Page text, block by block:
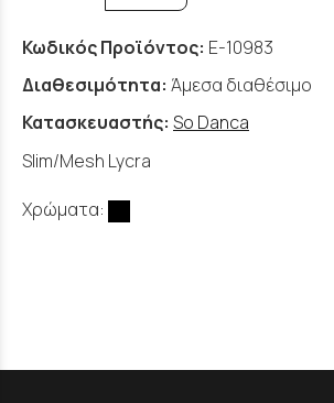
Κωδικός Προϊόντος: E-10983
Διαθεσιμότητα: Άμεσα διαθέσιμο
Κατασκευαστής: So Danca
Slim/Mesh Lycra
Χρώματα: